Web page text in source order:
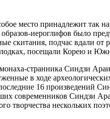
место принадлежит
иероглифов было
скитания, подчас
лодках, посещали Корею и
странника Синдзи
в ходе
16 произведений
современников Синдзи
творчества нескольких